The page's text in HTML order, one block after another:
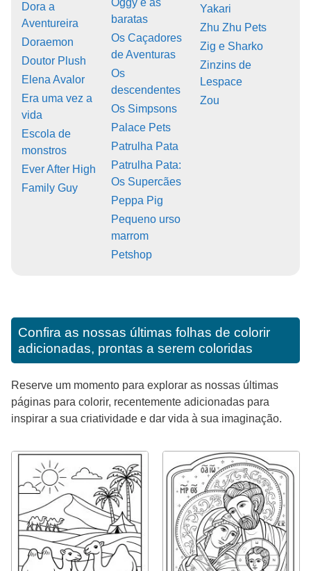
Dora a
Aventureira
Doraemon
Doutor Plush
Elena Avalor
Era uma vez a
vida
Escola de
monstros
Ever After High
Family Guy
baratas
Os Caçadores
de Aventuras
Os
descendentes
Os Simpsons
Palace Pets
Patrulha Pata
Patrulha Pata:
Os Supercães
Peppa Pig
Pequeno urso
marrom
Petshop
Yakari
Zhu Zhu Pets
Zig e Sharko
Zinzins de
Lespace
Zou
Confira as nossas últimas folhas de colorir
adicionadas, prontas a serem coloridas
Reserve um momento para explorar as nossas últimas
páginas para colorir, recentemente adicionadas para
inspirar a sua criatividade e dar vida à sua imaginação.